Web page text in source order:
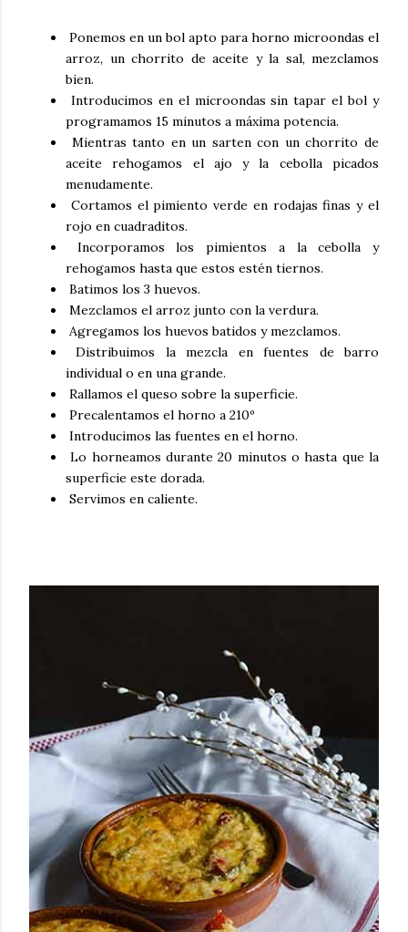
Ponemos en un bol apto para horno microondas el
arroz, un chorrito de aceite y la sal, mezclamos
bien.
Introducimos en el microondas sin tapar el bol y
programamos 15 minutos a máxima potencia.
Mientras tanto en un sarten con un chorrito de
aceite rehogamos el ajo y la cebolla picados
menudamente.
Cortamos el pimiento verde en rodajas finas y el
rojo en cuadraditos.
Incorporamos los pimientos a la cebolla y
rehogamos hasta que estos estén tiernos.
Batimos los 3 huevos.
Mezclamos el arroz junto con la verdura.
Agregamos los huevos batidos y mezclamos.
Distribuimos la mezcla en fuentes de barro
individual o en una grande.
Rallamos el queso sobre la superficie.
Precalentamos el horno a 210º
Introducimos las fuentes en el horno.
Lo horneamos durante 20 minutos o hasta que la
superficie este dorada.
Servimos en caliente.